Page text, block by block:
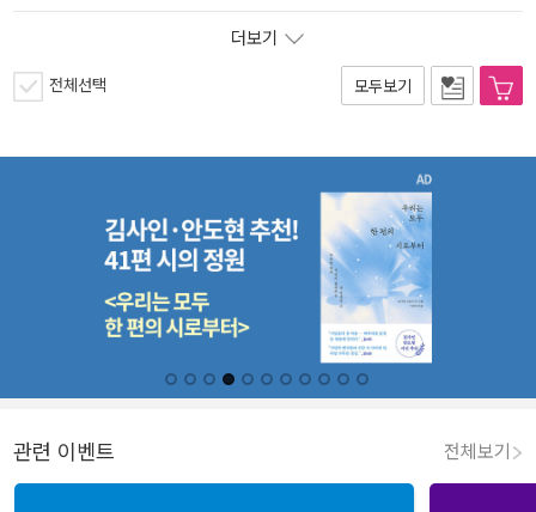
더보기
전체선택 모두보기
관련 이벤트 전체보기